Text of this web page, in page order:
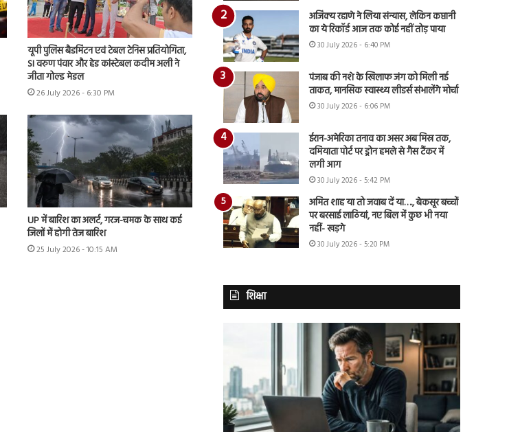
यूपी पुलिस बैडमिंटन एवं टेबल टेनिस प्रतियोगिता,
SI वरुण पंवार और हेड कांस्टेबल कदीम अली ने
जीता गोल्ड मेडल
26 July 2026 - 6:30 PM
UP में बारिश का अलर्ट, गरज-चमक के साथ कई
जिलों में होगी तेज बारिश
25 July 2026 - 10:15 AM
अजिंक्य रहाणे ने लिया संन्यास, लेकिन कप्तानी
का ये रिकॉर्ड आज तक कोई नहीं तोड़ पाया
30 July 2026 - 6:40 PM
पंजाब की नशे के खिलाफ जंग को मिली नई
ताकत, मानसिक स्वास्थ्य लीडर्स संभालेंगे मोर्चा
30 July 2026 - 6:06 PM
ईरान-अमेरिका तनाव का असर अब मिस्र तक,
दमियाता पोर्ट पर ड्रोन हमले से गैस टैंकर में
लगी आग
30 July 2026 - 5:42 PM
अमित शाह या तो जवाब दें या…., बेकसूर बच्चों
पर बरसाई लाठियां, नए बिल में कुछ भी नया
नहीं- खड़गे
30 July 2026 - 5:20 PM
शिक्षा